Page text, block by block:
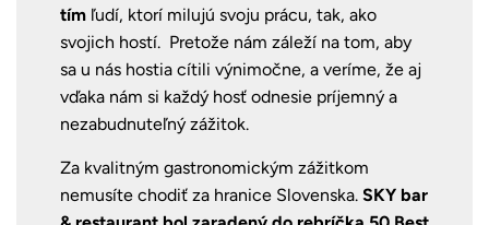
tím ľudí, ktorí milujú svoju prácu, tak, ako
svojich hostí. Pretože nám záleží na tom, aby
sa u nás hostia cítili výnimočne, a veríme, že aj
vďaka nám si každý hosť odnesie príjemný a
nezabudnuteľný zážitok.
Za kvalitným gastronomickým zážitkom
nemusíte chodiť za hranice Slovenska. SKY bar